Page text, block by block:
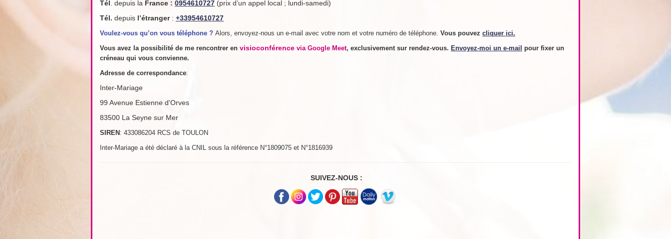
Tél . depuis la France : 0954610727 (prix d’un appel local ; lundi-samedi)
Tél. depuis l’étranger: +33954610727
Voulez-vous qu’on vous téléphone ? Alors, envoyez-nous un e-mail avec votre nom et votre numéro de téléphone. Vous pouvez cliquer ici.
Vous avez la possibilité de me rencontrer en visioconférence via Google Meet, exclusivement sur rendez-vous. Envoyez-moi un e-mail pour fixer un
créneau qui vous convienne.
Adresse de correspondance:
Inter-Mariage
99 Avenue Estienne d'Orves
83500 La Seyne sur Mer
SIREN : 433086204 RCS de TOULON
Inter-Mariage a été déclaré à la CNIL sous la référence N°1809075 et N°1816939
SUIVEZ-NOUS :